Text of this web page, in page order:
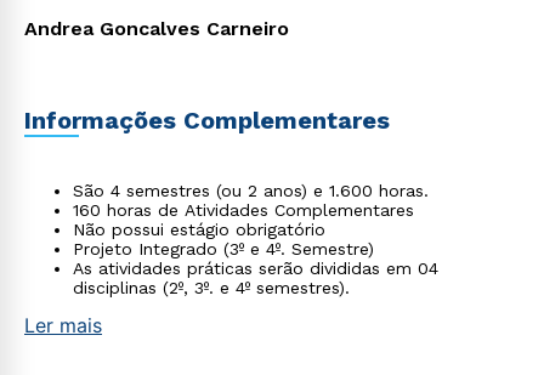
Acompanhamento personalizado por parte da
tutoria.
Andrea Goncalves Carneiro
Informações Complementares
São 4 semestres (ou 2 anos) e 1.600 horas.
160 horas de Atividades Complementares
Não possui estágio obrigatório
Projeto Integrado (3º e 4º. Semestre)
As atividades práticas serão divididas em 04
disciplinas (2º, 3º. e 4º semestres).
Ler mais